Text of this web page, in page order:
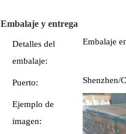
Embalaje y entrega
Detalles del
embalaje:
Embalaje
Puerto: Shenzhen/
Ejemplo de
imagen: